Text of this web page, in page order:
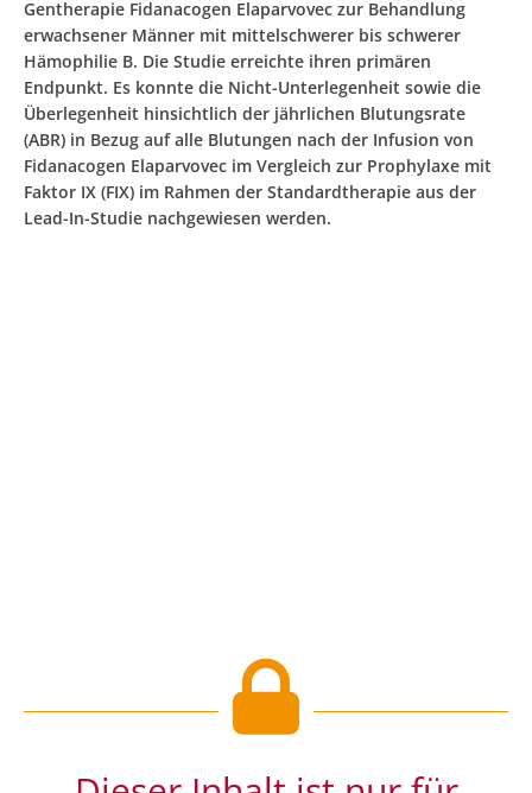
Gentherapie Fidanacogen Elaparvovec zur Behandlung
erwachsener Männer mit mittelschwerer bis schwerer
Hämophilie B. Die Studie erreichte ihren primären
Endpunkt. Es konnte die Nicht-Unterlegenheit sowie die
Überlegenheit hinsichtlich der jährlichen Blutungsrate
(ABR) in Bezug auf alle Blutungen nach der Infusion von
Fidanacogen Elaparvovec im Vergleich zur Prophylaxe mit
Faktor IX (FIX) im Rahmen der Standardtherapie aus der
Lead-In-Studie nachgewiesen werden.